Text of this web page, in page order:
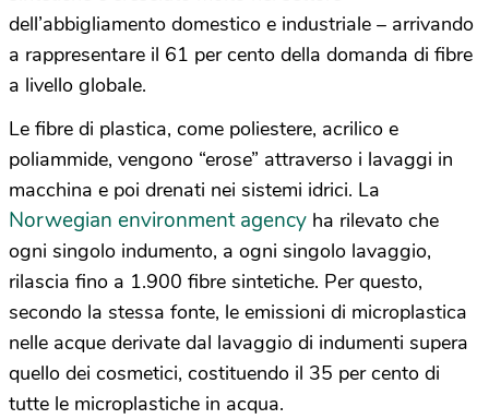
dell’abbigliamento domestico e industriale – arrivando
a rappresentare il 61 per cento della domanda di fibre
a livello globale.
Le fibre di plastica, come poliestere, acrilico e
poliammide, vengono “erose” attraverso i lavaggi in
macchina e poi drenati nei sistemi idrici. La
Norwegian environment agency ha rilevato che
ogni singolo indumento, a ogni singolo lavaggio,
rilascia fino a 1.900 fibre sintetiche. Per questo,
secondo la stessa fonte, le emissioni di microplastica
nelle acque derivate dal lavaggio di indumenti supera
quello dei cosmetici, costituendo il 35 per cento di
tutte le microplastiche in acqua.